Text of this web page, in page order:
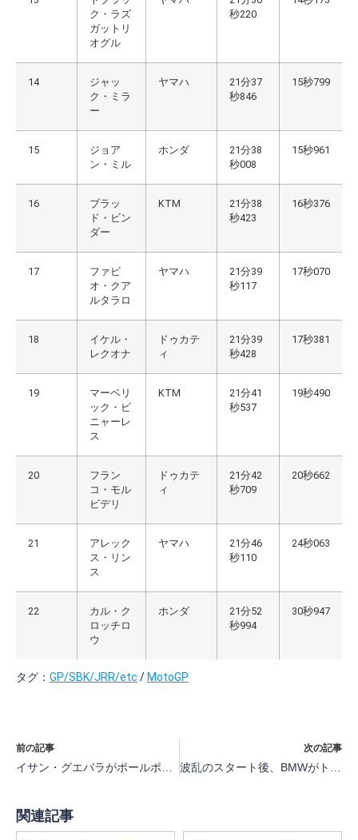
ク・ラズ
ガットリ
オグル
秒220
14
ジャッ
ク・ミラ
ー
ヤマハ
21分37
秒846
15秒799
15
ジョア
ン・ミル
ホンダ
21分38
秒008
15秒961
16
ブラッ
ド・ビン
ダー
KTM
21分38
秒423
16秒376
17
ファビ
オ・クア
ルタラロ
ヤマハ
21分39
秒117
17秒070
18
イケル・
レクオナ
ドゥカテ
ィ
21分39
秒428
17秒381
19
マーベリ
ック・ビ
ニャーレ
ス
KTM
21分41
秒537
19秒490
20
フラン
コ・モル
ビデリ
ドゥカテ
ィ
21分42
秒709
20秒662
21
アレック
ス・リン
ス
ヤマハ
21分46
秒110
24秒063
22
カル・ク
ロッチロ
ウ
ホンダ
21分52
秒994
30秒947
タグ： GP/SBK/JRR/etc / MotoGP
前の記事 次の記事
関連記事